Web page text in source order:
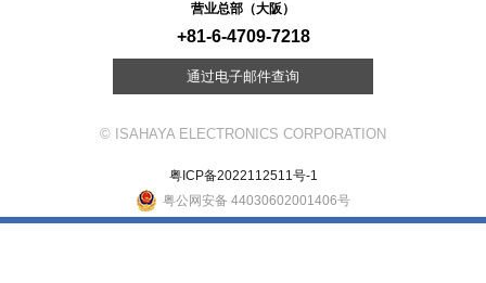
营业总部（大阪）
+81-6-4709-7218
通过电子邮件查询
© ISAHAYA ELECTRONICS CORPORATION
粤ICP备2022112511号-1
粤公网安备 44030602001406号